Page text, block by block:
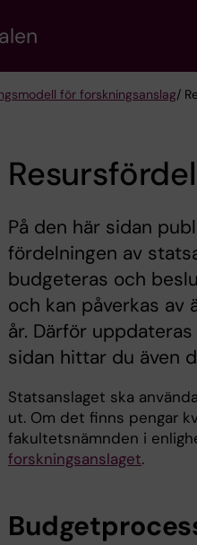
för forskningsanslag/
På den här sidan
fördelningen av
budgeteras och
och kan påverkas av
år. Därför
sidan hittar du även
Statsanslaget ska
ut. Om det finns pengar
fakultetsnämnden i
forskningsanslaget.